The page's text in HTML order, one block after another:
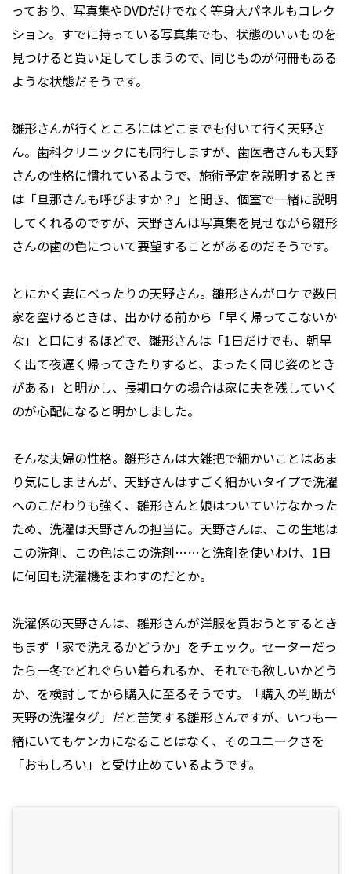
っており、写真集やDVDだけでなく等身大パネルもコレク
ション。すでに持っている写真集でも、状態のいいものを
見つけると買い足してしまうので、同じものが何冊もある
ような状態だそうです。
雛形さんが行くところにはどこまでも付いて行く天野さ
ん。歯科クリニックにも同行しますが、歯医者さんも天野
さんの性格に慣れているようで、施術予定を説明するとき
は「旦那さんも呼びますか？」と聞き、個室で一緒に説明
してくれるのですが、天野さんは写真集を見せながら雛形
さんの歯の色について要望することがあるのだそうです。
とにかく妻にべったりの天野さん。雛形さんがロケで数日
家を空けるときは、出かける前から「早く帰ってこないか
な」と口にするほどで、雛形さんは「1日だけでも、朝早
く出て夜遅く帰ってきたりすると、まったく同じ姿のとき
がある」と明かし、長期ロケの場合は家に夫を残していく
のが心配になると明かしました。
そんな夫婦の性格。雛形さんは大雑把で細かいことはあま
り気にしませんが、天野さんはすごく細かいタイプで洗濯
へのこだわりも強く、雛形さんと娘はついていけなかった
ため、洗濯は天野さんの担当に。天野さんは、この生地は
この洗剤、この色はこの洗剤……と洗剤を使いわけ、1日
に何回も洗濯機をまわすのだとか。
洗濯係の天野さんは、雛形さんが洋服を買おうとするとき
もまず「家で洗えるかどうか」をチェック。セーターだっ
たら一冬でどれぐらい着られるか、それでも欲しいかどう
か、を検討してから購入に至るそうです。「購入の判断が
天野の洗濯タグ」だと苦笑する雛形さんですが、いつも一
緒にいてもケンカになることはなく、そのユニークさを
「おもしろい」と受け止めているようです。